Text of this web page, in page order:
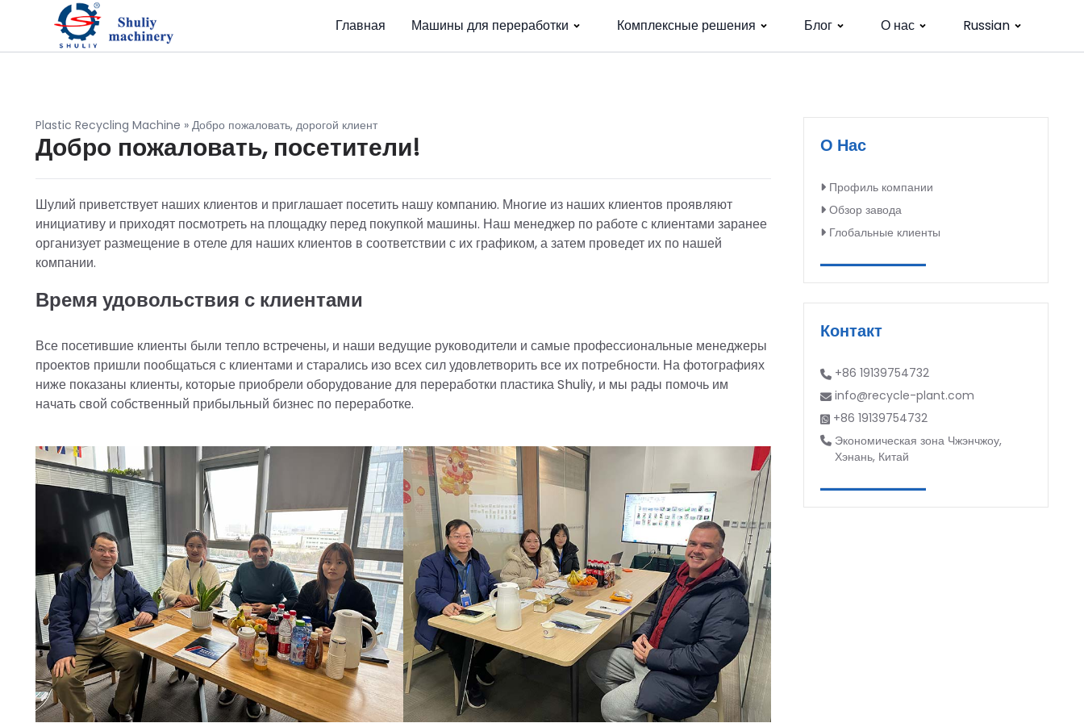
Главная Машины для переработки Комплексные решения Блог О нас Russian
Plastic Recycling Machine » Добро пожаловать, дорогой клиент
Добро пожаловать, посетители!
Шулий приветствует наших клиентов и приглашает посетить нашу компанию. Многие из наших клиентов проявляют
инициативу и приходят посмотреть на площадку перед покупкой машины. Наш менеджер по работе с клиентами заранее
организует размещение в отеле для наших клиентов в соответствии с их графиком, а затем проведет их по нашей
компании.
Время удовольствия с клиентами
Все посетившие клиенты были тепло встречены, и наши ведущие руководители и самые профессиональные менеджеры
проектов пришли пообщаться с клиентами и старались изо всех сил удовлетворить все их потребности. На фотографиях
ниже показаны клиенты, которые приобрели оборудование для переработки пластика Shuliy, и мы рады помочь им
начать свой собственный прибыльный бизнес по переработке.
О Нас
Профиль компании
Обзор завода
Глобальные клиенты
Контакт
+86 19139754732
info@recycle-plant.com
+86 19139754732
Экономическая зона Чжэнчжоу,
Хэнань, Китай